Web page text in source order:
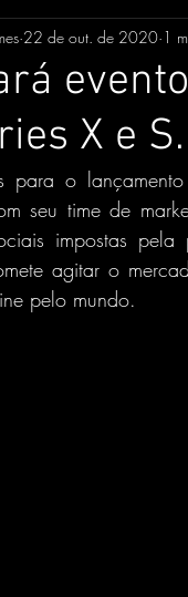
X e S.
22 de out. de 2020 1
para o
seu time de
impostas
agitar o
pelo mundo.